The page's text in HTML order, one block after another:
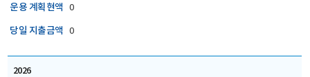
운용 계획현액 0
당일 지출금액 0
2026